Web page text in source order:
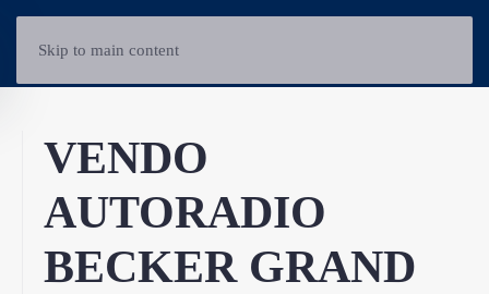
Skip to main content
VENDO
AUTORADIO
BECKER GRAND